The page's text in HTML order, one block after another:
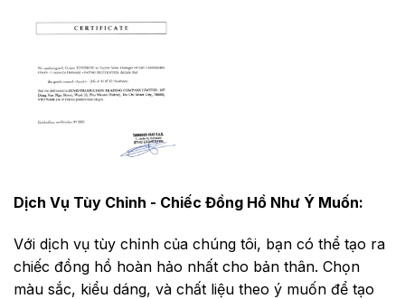
Dịch Vụ Tùy Chỉnh - Chiếc Đồng Hồ Như Ý Muốn:
Với dịch vụ tùy chỉnh của chúng tôi, bạn có thể tạo ra
chiếc đồng hồ hoàn hảo nhất cho bản thân. Chọn
màu sắc, kiểu dáng, và chất liệu theo ý muốn để tạo